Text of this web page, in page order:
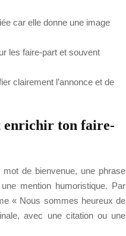
car elle donne une image
les faire-part et souvent
clairement l’annonce et de
enrichir ton faire-
de bienvenue, une phrase
mention humoristique. Par
« Nous sommes heureux de
avec une citation ou une